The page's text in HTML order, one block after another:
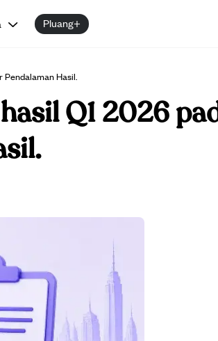
Pluang+
Pendalaman Hasil.
Q1 2026